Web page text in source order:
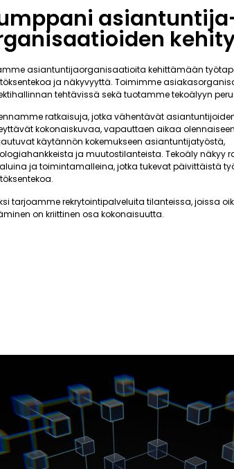
asiantuntijaorganisaatioita kehittämään
ja näkyvyyttä. Toimimme
tehtävissä sekä tuotamme tekoälyyn
ratkaisuja, jotka vähentävät
kokonaiskuvaa, vapauttaen aikaa
käytännön kokemukseen asiantuntijatyöstä,
ja muutostilanteista. Tekoäly näkyy
ja toimintamalleina, jotka tukevat päivittäistä
tarjoamme rekrytointipalveluita tilanteissa, joissa
on kriittinen osa kokonaisuutta.